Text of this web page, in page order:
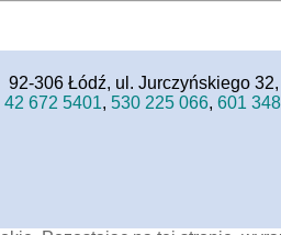
92-306 Łódź, ul. Jurczyńskiego 32,
42 672 5401, 530 225 066, 601